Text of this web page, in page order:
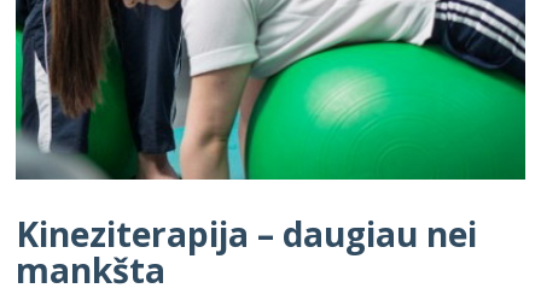
Kineziterapija – daugiau nei
mankšta